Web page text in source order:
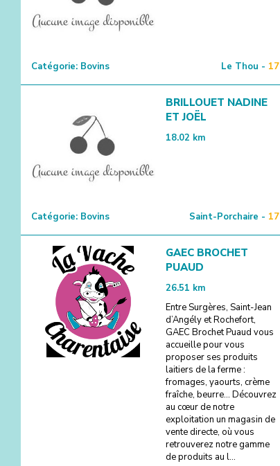
Catégorie: Bovins Le Thou - 17
BRILLOUET NADINE
ET JOËL
18.02 km
Catégorie: Bovins Saint-Porchaire - 17
GAEC BROCHET
PUAUD
26.51 km
Entre Surgères, Saint-Jean
d’Angély et Rochefort,
GAEC Brochet Puaud vous
accueille pour vous
proposer ses produits
laitiers de la ferme :
fromages, yaourts, crème
fraîche, beurre… Découvrez
au cœur de notre
exploitation un magasin de
vente directe, où vous
retrouverez notre gamme
de produits au l...